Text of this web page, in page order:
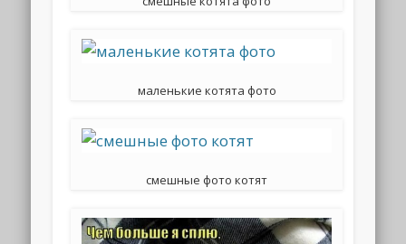
маленькие котята фото
смешные фото котят